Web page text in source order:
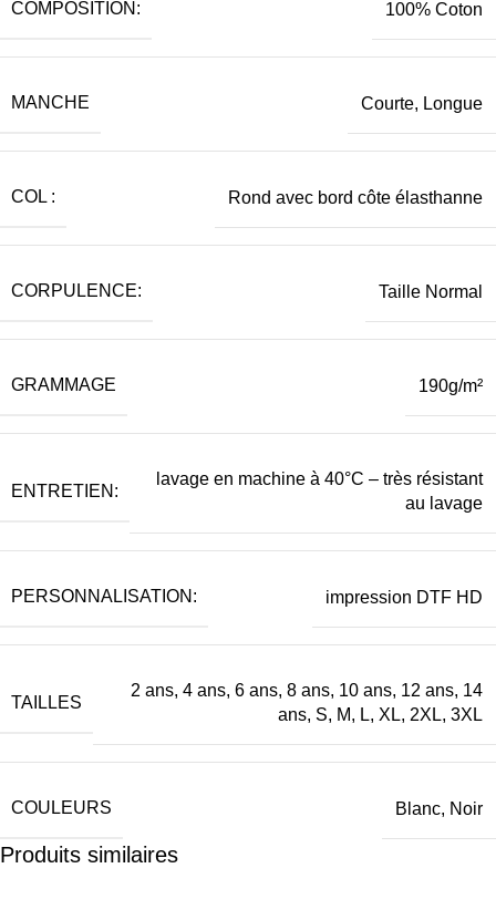
COMPOSITION: 100% Coton
MANCHE Courte, Longue
COL : Rond avec bord côte élasthanne
CORPULENCE: Taille Normal
GRAMMAGE 190g/m²
ENTRETIEN:
lavage en machine à 40°C – très résistant
au lavage
PERSONNALISATION: impression DTF HD
TAILLES
2 ans, 4 ans, 6 ans, 8 ans, 10 ans, 12 ans, 14
ans, S, M, L, XL, 2XL, 3XL
COULEURS Blanc, Noir
Produits similaires